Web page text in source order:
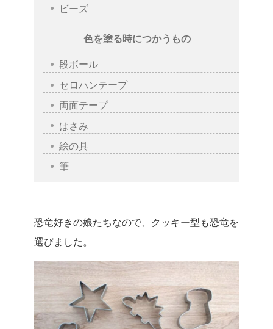
ビーズ
色を塗る時につかうもの
段ボール
セロハンテープ
両面テープ
はさみ
絵の具
筆
恐竜好きの娘たちなので、クッキー型も恐竜を
選びました。